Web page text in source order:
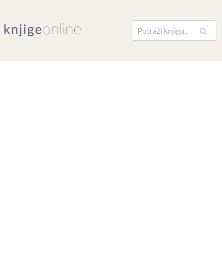
Pretraga